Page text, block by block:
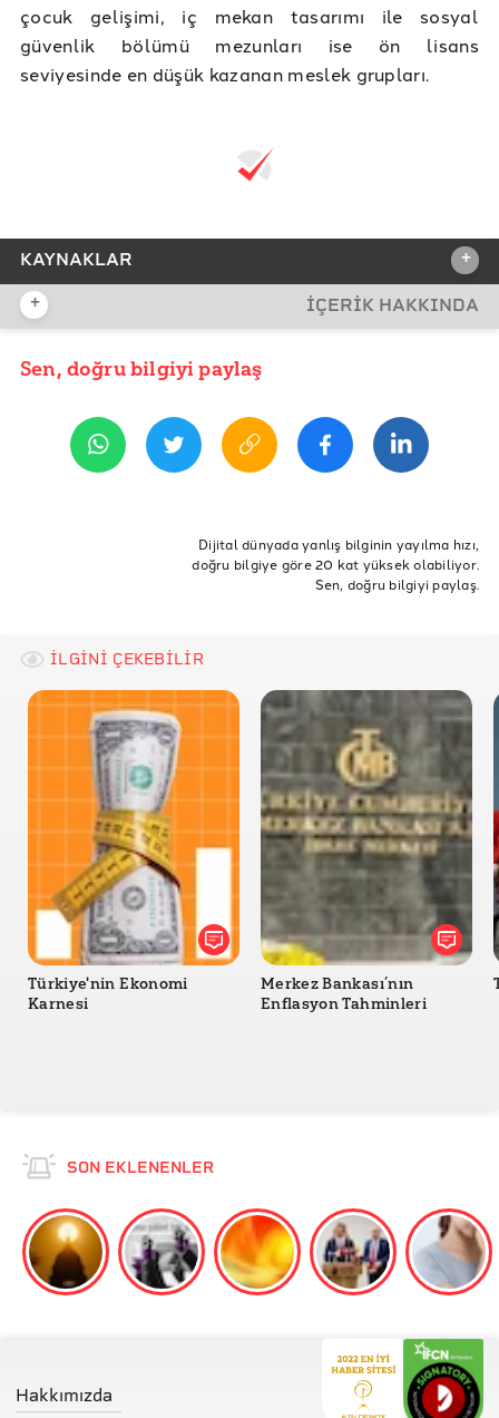
çocuk gelişimi, iç mekan tasarımı ile sosyal
güvenlik bölümü mezunları ise ön lisans
seviyesinde en düşük kazanan meslek grupları.
KAYNAKLAR +
REFERANSLAR
TÜİK Yükseköğretim İstihdam Göstergeleri 2022
+ İÇERİK HAKKINDA
YAYIN TARİHİ
eğitim
Üniversite
Mezun Mezuniyet Tercih
YKS
Sen, doğru bilgiyi paylaş
Dijital dünyada yanlış bilginin yayılma hızı,
doğru bilgiye göre 20 kat yüksek olabiliyor.
Sen, doğru bilgiyi paylaş.
İLGİNİ ÇEKEBİLİR
Türkiye'nin Ekonomi
Karnesi
Merkez Bankası’nın
Enflasyon Tahminleri
SON EKLENENLER
Hakkımızda